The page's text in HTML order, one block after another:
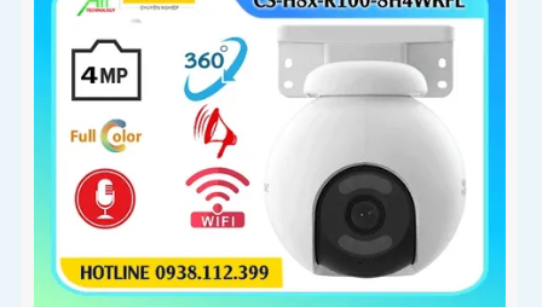
động ổn định trong mọi điều kiện thời tiết